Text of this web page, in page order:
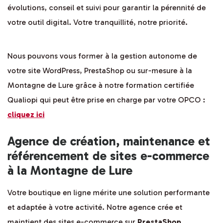
évolutions, conseil et suivi pour garantir la pérennité de
votre outil digital. Votre tranquillité, notre priorité.
Nous pouvons vous former à la gestion autonome de
votre site WordPress, PrestaShop ou sur-mesure à la
Montagne de Lure grâce à notre formation certifiée
Qualiopi qui peut être prise en charge par votre OPCO :
cliquez ici
Agence de création, maintenance et
référencement de sites e-commerce
à la Montagne de Lure
Votre boutique en ligne mérite une solution performante
et adaptée à votre activité. Notre agence crée et